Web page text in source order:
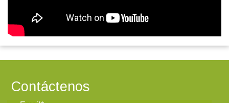
Contáctenos